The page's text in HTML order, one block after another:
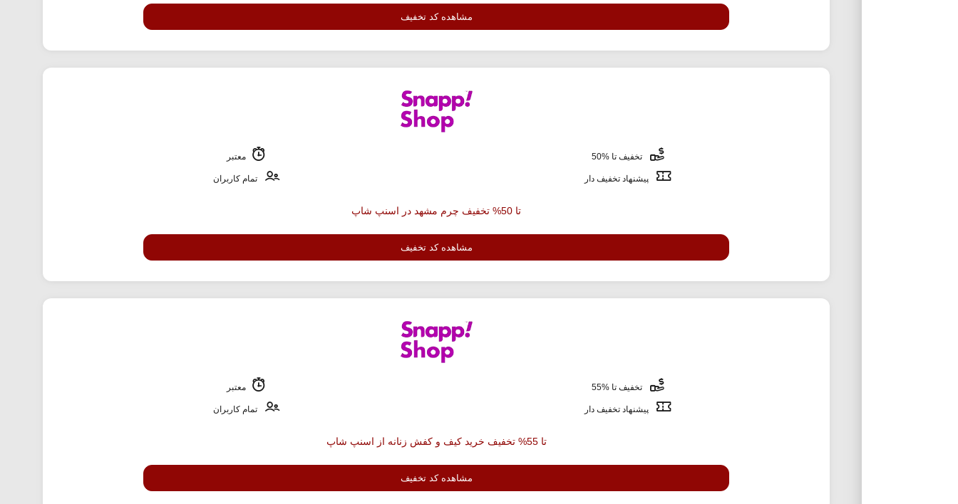
مشاهده کد تخفیف
تخفیف تا %50 معتبر
پیشنهاد تخفیف دار تمام کاربران
تا 50% تخفیف چرم مشهد در اسنپ شاپ
مشاهده کد تخفیف
تخفیف تا %55 معتبر
پیشنهاد تخفیف دار تمام کاربران
تا 55% تخفیف خرید کیف و کفش زنانه از اسنپ شاپ
مشاهده کد تخفیف